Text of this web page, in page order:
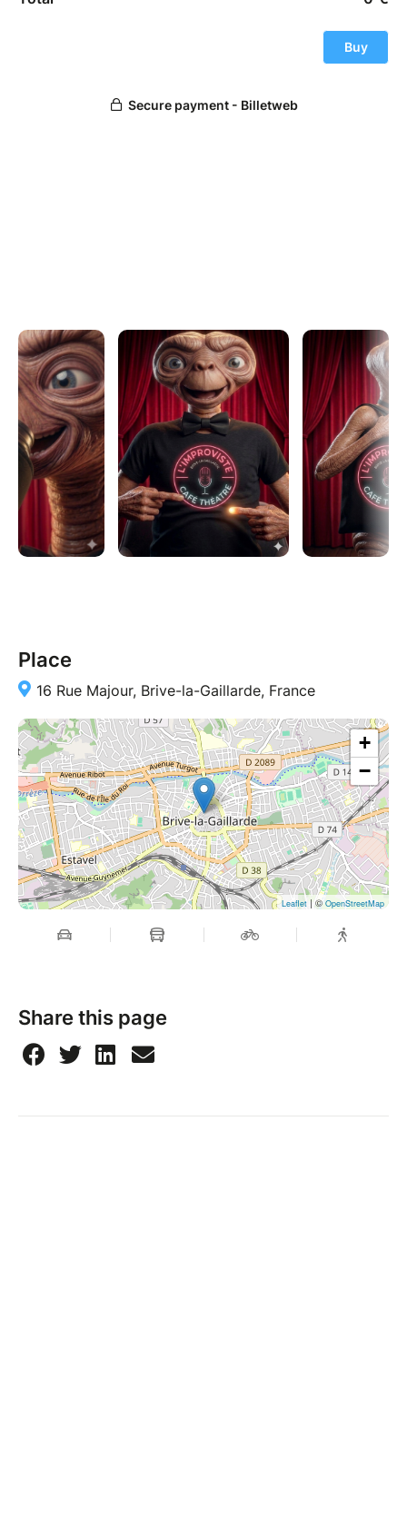
Place
16 Rue Majour, Brive-la-Gaillarde, France
+
−
Leaflet | ©OpenStreetMap
Share this page